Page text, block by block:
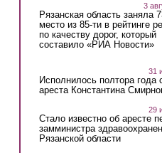
3
Рязанская область заняла
место из 85-ти в рейтинге
по качеству дорог, который
составило «РИА Новости»
31
Исполнилось полтора года
ареста Константина
29
Стало известно об аресте
замминистра
Рязанской области